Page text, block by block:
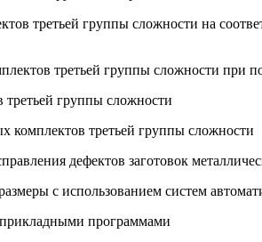
третьей группы сложности на
третьей группы сложности
третьей группы сложности
комплектов третьей группы сложности
дефектов заготовок
с использованием систем
программами